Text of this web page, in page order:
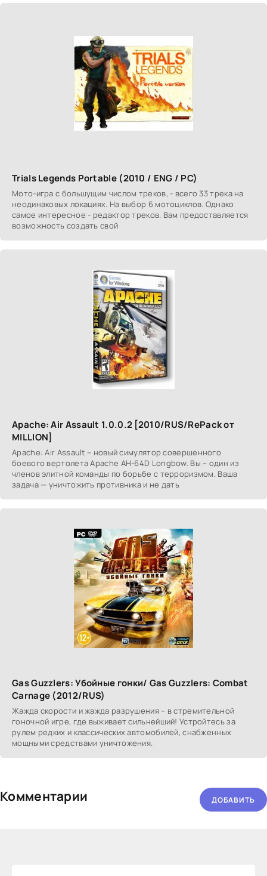
Trials Legends Portable (2010 / ENG / PC)
Мото-игра с большущим числом треков, - всего 33 трека на
неодинаковых локациях. На выбор 6 мотоциклов. Однако
самое интересное - редактор треков. Вам предоставляется
возможность создать свой
Apache: Air Assault 1.0.0.2 [2010/RUS/RePack от
MILLION]
Apache: Air Assault – новый симулятор совершенного
боевого вертолета Apache AH-64D Longbow. Вы – один из
членов элитной команды по борьбе с терроризмом. Ваша
задача — уничтожить противника и не дать
Gas Guzzlers: Убойные гонки/ Gas Guzzlers: Combat
Carnage (2012/RUS)
Жажда скорости и жажда разрушения – в стремительной
гоночной игре, где выживает сильнейший! Устройтесь за
рулем редких и классических автомобилей, снабженных
мощными средствами уничтожения.
Комментарии ДОБАВИТЬ